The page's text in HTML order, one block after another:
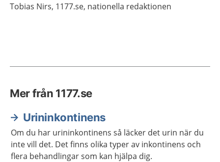
Tobias Nirs, 1177.se, nationella redaktionen
Mer från 1177.se
Urininkontinens
Om du har urininkontinens så läcker det urin när du
inte vill det. Det finns olika typer av inkontinens och
flera behandlingar som kan hjälpa dig.